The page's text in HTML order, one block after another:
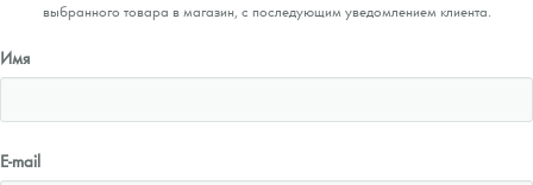
выбранного товара в магазин, с последующим уведомлением клиента.
Имя
E-mail